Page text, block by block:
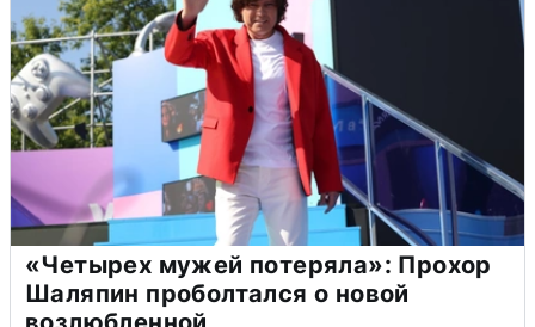
«Четырех мужей потеряла»: Прохор
Шаляпин проболтался о новой